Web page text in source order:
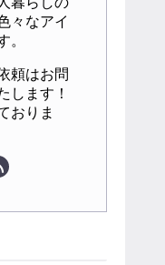
々なアイ
。
頼はお問
します！
おりま